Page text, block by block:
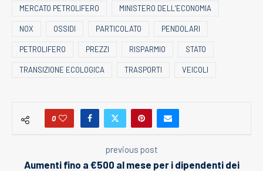
MERCATO PETROLIFERO MINISTERO DELL’ECONOMIA
NOX OSSIDI PARTICOLATO PENDOLARI
PETROLIFERO PREZZI RISPARMIO STATO
TRANSIZIONE ECOLOGICA TRASPORTI VEICOLI
0
previous post
Aumenti fino a €500 al mese per i dipendenti dei